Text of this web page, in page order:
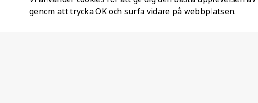
genom att trycka OK och surfa vidare på webbplatsen.